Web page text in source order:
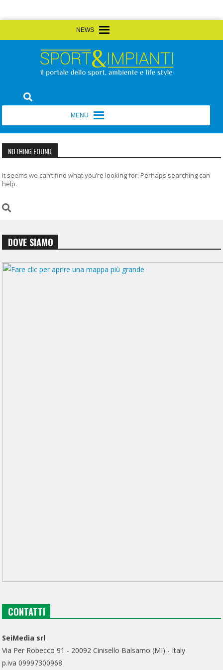
to
Sport&Impianti
NOTHING FOUND
It seems we can’t find what you’re looking for. Perhaps searching can
help.
DOVE SIAMO
CONTATTI
SeiMedia srl
Via Per Robecco 91 - 20092 Cinisello Balsamo (MI) - Italy
p.iva 09997300968